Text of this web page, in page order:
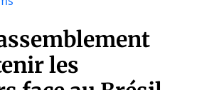
les